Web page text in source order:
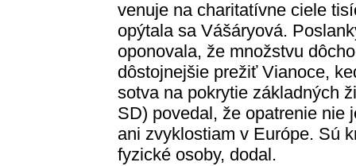
venuje na charitatívne ciele
opýtala sa Vášáryová.
oponovala, že množstvu
dôstojnejšie prežiť Vianoce,
sotva na pokrytie základných
SD) povedal, že opatrenie nie
ani zvyklostiam v Európe. Sú
fyzické osoby, dodal.